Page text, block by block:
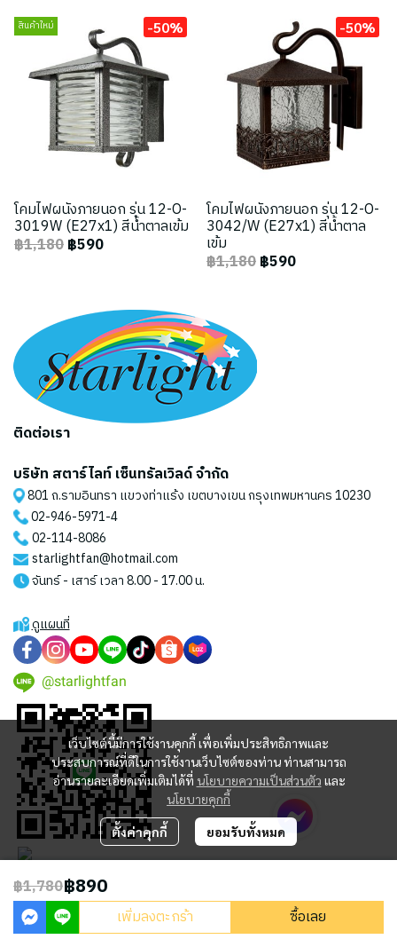
สินค้าใหม่ -50%
โคมไฟผนังภายนอก รุ่น 12-O-
3019W (E27x1) สีน้ำตาลเข้ม
฿1,180฿590
-50%
โคมไฟผนังภายนอก รุ่น 12-O-
3042/W (E27x1) สีน้ำตาล
เข้ม
฿1,180฿590
฿1,780฿890
เพิ่มลงตะกร้า ซื้อเลย
เว็บไซต์นี้มีการใช้งานคุกกี้ เพื่อเพิ่มประสิทธิภาพและ
ประสบการณ์ที่ดีในการใช้งานเว็บไซต์ของท่าน ท่านสามารถ
อ่านรายละเอียดเพิ่มเติมได้ที่ นโยบายความเป็นส่วนตัว และ
นโยบายคุกกี้
ตั้งค่าคุกกี้ ยอมรับทั้งหมด
ติดต่อเรา
บริษัท สตาร์ไลท์ เซ็นทรัลเวิลด์ จำกัด
801 ถ.รามอินทรา แขวงท่าแร้ง เขตบางเขน กรุงเทพมหานคร 10230
02-946-5971-4
02-114-8086
starlightfan@hotmail.com
จันทร์ - เสาร์ เวลา 8.00 - 17.00 น.
ดูแผนที่
@starlightfan
2023 © STARLIGHT CENTRAL WORLD CO., LTD
Powered By MakeWebEasy